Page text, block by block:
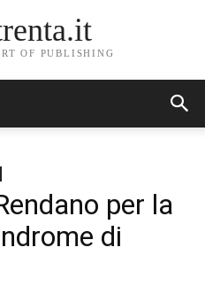
OF PUBLISHING
per la
di